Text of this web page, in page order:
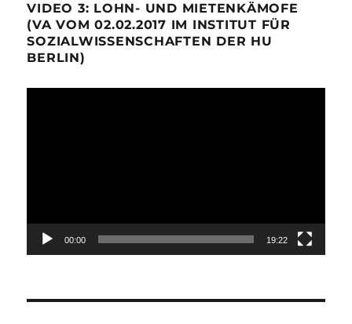
VIDEO 3: LOHN- UND MIETENKÄMOFE
(VA VOM 02.02.2017 IM INSTITUT FÜR
SOZIALWISSENSCHAFTEN DER HU
BERLIN)
00:00 19:22